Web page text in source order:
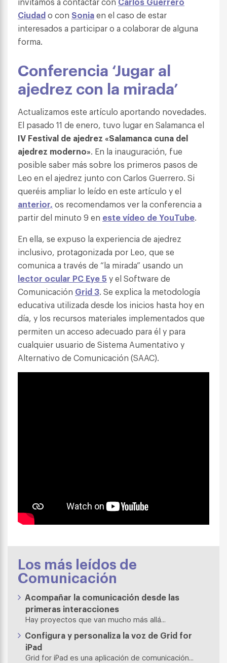
Ciudado con Soniaen el caso de estar
interesados a participar o a colaborar de alguna
forma.
Conferencia ‘Jugar al
ajedrez con la mirada’
Actualizamos este artículo aportando novedades.
El pasado 11 de enero, tuvo lugar en Salamanca el
IV Festival de ajedrez «Salamanca cuna del
ajedrez moderno». En la inauguración, fue
posible saber más sobre los primeros pasos de
Leo en el ajedrez junto con Carlos Guerrero. Si
queréis ampliar lo leído en este artículo y el
anterior, os recomendamos ver la conferencia a
partir del minuto 9 en este vídeo de YouTube.
En ella, se expuso la experiencia de ajedrez
inclusivo, protagonizada por Leo, que se
comunica a través de “la mirada” usando un
lector ocular PC Eye 5 y el Software de
Comunicación Grid 3. Se explica la metodología
educativa utilizada desde los inicios hasta hoy en
día, y los recursos materiales implementados que
permiten un acceso adecuado para él y para
cualquier usuario de Sistema Aumentativo y
Alternativo de Comunicación (SAAC).
Los más leídos de
Comunicación
Acompañar la comunicación desde las
primeras interacciones
Hay proyectos que van mucho más allá...
Configura y personaliza la voz de Grid for
iPad
Grid for iPad es una aplicación de comunicación...